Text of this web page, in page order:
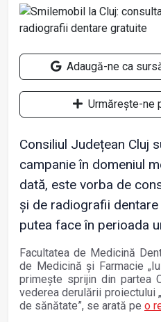
Adaugă-ne ca
Urmărește-ne
Consiliul Județean Cluj
campanie în domeniul
dată, este vorba de
și de radiografii
putea face în perioada
Facultatea de Medicină
de Medicină și Farmacie
primește sprijin din partea
vederea derulării proiectului
de sănătate”, se arată pe o